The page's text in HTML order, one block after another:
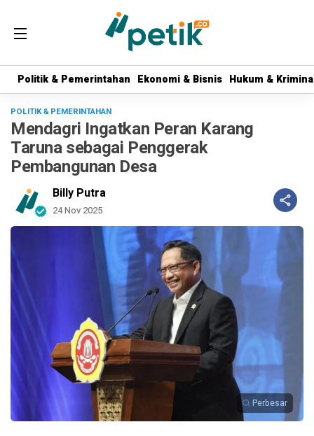
Politik & Pemerintahan Ekonomi & Bisnis Hukum &
Politik & Pemerintahan Ekonomi & Bisnis Hukum &
POLITIK & PEMERINTAHAN
Mendagri Ingatkan Peran Karang
Taruna sebagai Penggerak
Pembangunan Desa
Billy Putra
24 Nov 2025
Perbesar